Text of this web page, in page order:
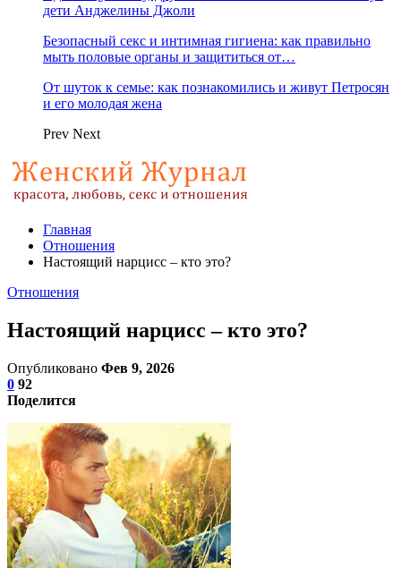
дети Анджелины Джоли
Безопасный секс и интимная гигиена: как правильно
мыть половые органы и защититься от…
От шуток к семье: как познакомились и живут Петросян
и его молодая жена
Prev Next
Главная
Отношения
Настоящий нарцисс – кто это?
Отношения
Настоящий нарцисс – кто это?
Опубликовано Фев 9, 2026
0 92
Поделится